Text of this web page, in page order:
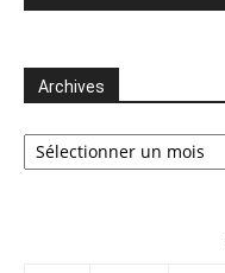
Archives
Archives